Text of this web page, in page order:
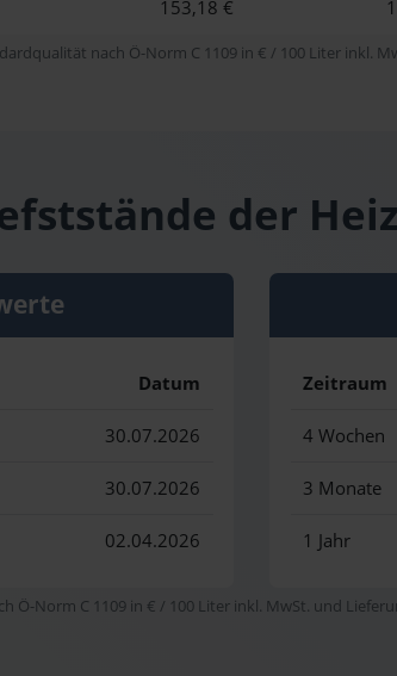
153,18 €
nach Ö-Norm C 1109 in € / 100 Liter inkl.
der
Datum
30.07.2026
30.07.2026
02.04.2026
Zeitraum
4 Wochen
3 Monate
1 Jahr
Ö-Norm C 1109 in € / 100 Liter inkl. MwSt. und